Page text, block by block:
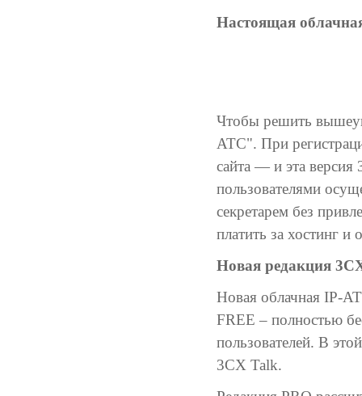
Настоящая
Чтобы решить
АТС". При
сайта — и эта версия
пользователями
секретарем без
платить за хостинг и
Новая редакция
Новая облачная IP-
FREE – полностью
пользователей. В
3CX Talk.